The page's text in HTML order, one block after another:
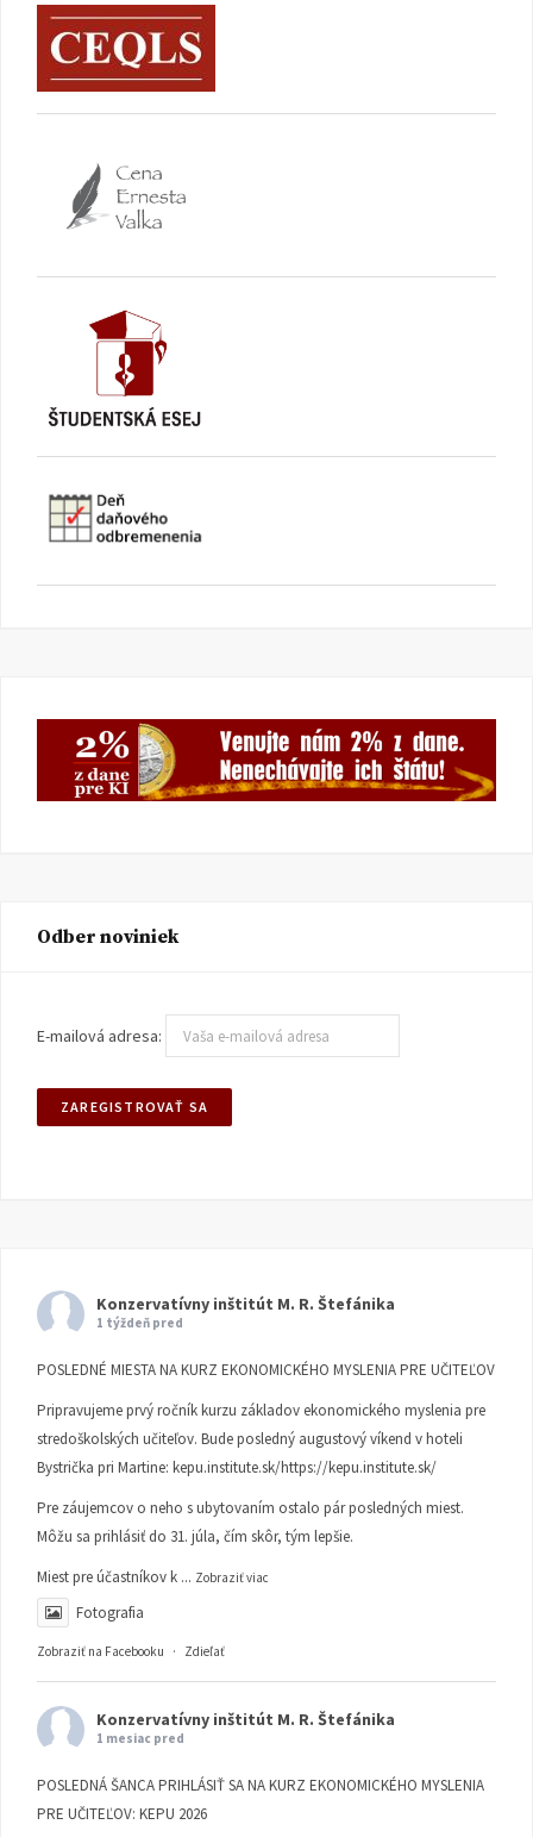
Odber noviniek
E-mailová adresa:
Konzervatívny inštitút M. R. Štefánika
1 týždeň pred
POSLEDNÉ MIESTA NA KURZ EKONOMICKÉHO MYSLENIA PRE UČITEĽOV
Pripravujeme prvý ročník kurzu základov ekonomického myslenia pre
stredoškolských učiteľov. Bude posledný augustový víkend v hoteli
Bystrička pri Martine: kepu.institute.sk/https://kepu.institute.sk/
Pre záujemcov o neho s ubytovaním ostalo pár posledných miest.
Môžu sa prihlásiť do 31. júla, čím skôr, tým lepšie.
Miest pre účastníkov k ... Zobraziť viac
Fotografia
Zobraziť na Facebooku · Zdieľať
Konzervatívny inštitút M. R. Štefánika
1 mesiac pred
POSLEDNÁ ŠANCA PRIHLÁSIŤ SA NA KURZ EKONOMICKÉHO MYSLENIA
PRE UČITEĽOV: KEPU 2026